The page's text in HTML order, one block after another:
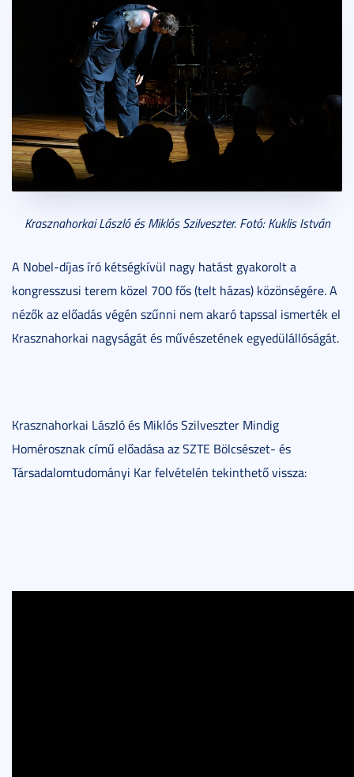
Krasznahorkai László és Miklós Szilveszter. Fotó: Kuklis István
A Nobel-díjas író kétségkívül nagy hatást gyakorolt a
kongresszusi terem közel 700 fős (telt házas) közönségére. A
nézők az előadás végén szűnni nem akaró tapssal ismerték el
Krasznahorkai nagyságát és művészetének egyedülállóságát.
Krasznahorkai László és Miklós Szilveszter Mindig
Homérosznak című előadása az SZTE Bölcsészet- és
Társadalomtudományi Kar felvételén tekinthető vissza: